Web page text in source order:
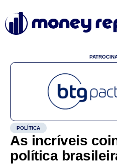
POLÍTICA
As incríveis
política